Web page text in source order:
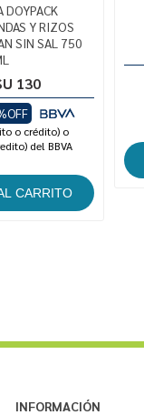
DOYPACK
Y RIZOS
SIN SAL 750
130
o crédito) o
del BBVA
INFORMACIÓN